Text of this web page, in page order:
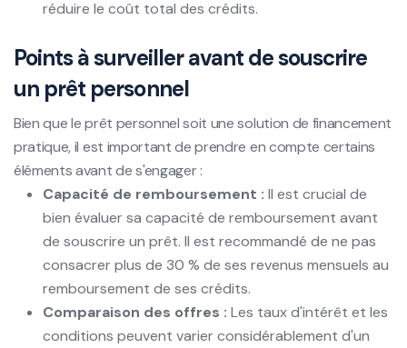
réduire le coût total des crédits.
Points à surveiller avant de souscrire
un prêt personnel
Bien que le prêt personnel soit une solution de financement
pratique, il est important de prendre en compte certains
éléments avant de s'engager :
Capacité de remboursement : Il est crucial de
bien évaluer sa capacité de remboursement avant
de souscrire un prêt. Il est recommandé de ne pas
consacrer plus de 30 % de ses revenus mensuels au
remboursement de ses crédits.
Comparaison des offres : Les taux d'intérêt et les
conditions peuvent varier considérablement d'un